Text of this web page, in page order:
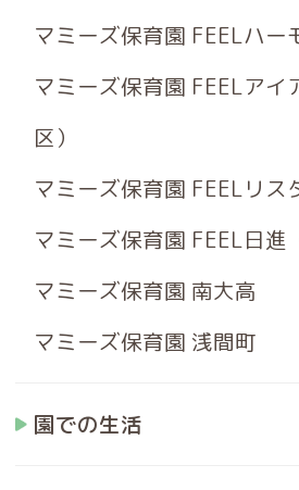
マミーズ保育園 FEELハー
マミーズ保育園 FEELアイ
区）
マミーズ保育園 FEELリス
マミーズ保育園 FEEL日進
マミーズ保育園 南大高
マミーズ保育園 浅間町
園での生活